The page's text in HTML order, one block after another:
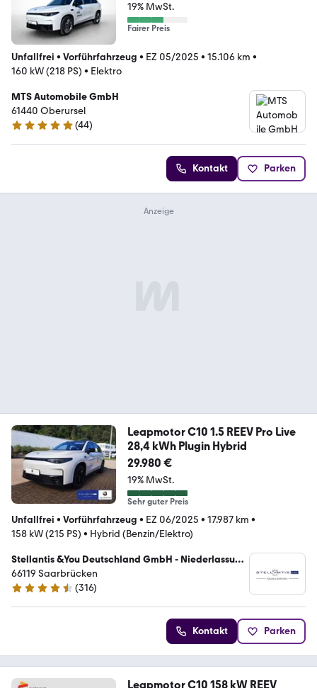
19% MwSt.
Fairer Preis
Unfallfrei • Vorführfahrzeug • EZ 05/2025 • 15.106 km •
160 kW (218 PS) • Elektro
MTS Automobile GmbH
61440 Oberursel
5 Sterne
(44)
Kontakt Parken
Leapmotor C10 1.5 REEV Pro Live
28,4 kWh Plugin Hybrid
29.980 €
19% MwSt.
Sehr guter Preis
Unfallfrei • Vorführfahrzeug • EZ 06/2025 • 17.987 km •
158 kW (215 PS) • Hybrid (Benzin/Elektro)
Stellantis &You Deutschland GmbH - Niederlassung
Saarbrücken
66119 Saarbrücken
4.4 Sterne
(316)
Kontakt Parken
Leapmotor C10 158 kW REEV